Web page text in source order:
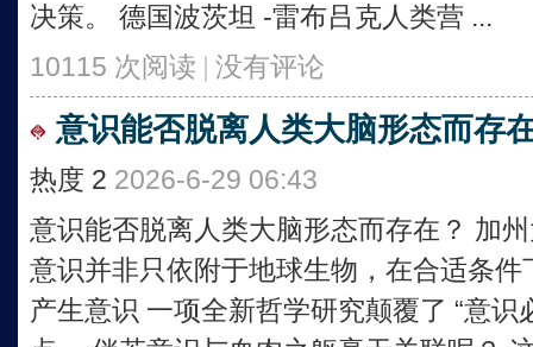
决策。 德国波茨坦 -雷布吕克人类营 ...
10115 次阅读 | 没有评论
意识能否脱离人类大脑形态而存
热度 2 2026-6-29 06:43
意识能否脱离人类大脑形态而存在？ 加
意识并非只依附于地球生物，在合适条
产生意识 一项全新哲学研究颠覆了 “意